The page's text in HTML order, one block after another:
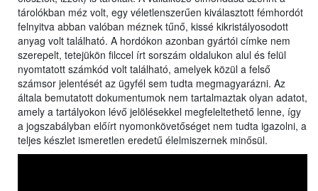
tárolókban méz volt, egy véletlenszerűen kiválasztott fémhordót
felnyitva abban valóban méznek tűnő, kissé kikristályosodott
anyag volt található. A hordókon azonban gyártói címke nem
szerepelt, tetejükön filccel írt sorszám oldalukon alul és felül
nyomtatott számkód volt található, amelyek közül a felső
számsor jelentését az ügyfél sem tudta megmagyarázni. Az
általa bemutatott dokumentumok nem tartalmaztak olyan adatot,
amely a tartályokon lévő jelölésekkel megfeleltethető lenne, így
a jogszabályban előírt nyomonkövetőséget nem tudta igazolni, a
teljes készlet ismeretlen eredetű élelmiszernek minősül.